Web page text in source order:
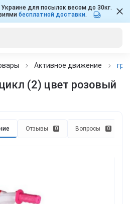
для посылок весом до 30кг.
бесплатной доставки.
Активное движение гр
(2) цвет розовый
Отзывы 0 Вопросы 0